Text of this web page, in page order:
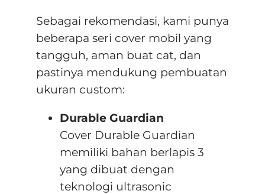
Sebagai rekomendasi, kami punya
beberapa seri cover mobil yang
tangguh, aman buat cat, dan
pastinya mendukung pembuatan
ukuran custom:
Durable Guardian
Cover Durable Guardian
memiliki bahan berlapis 3
yang dibuat dengan
teknologi ultrasonic